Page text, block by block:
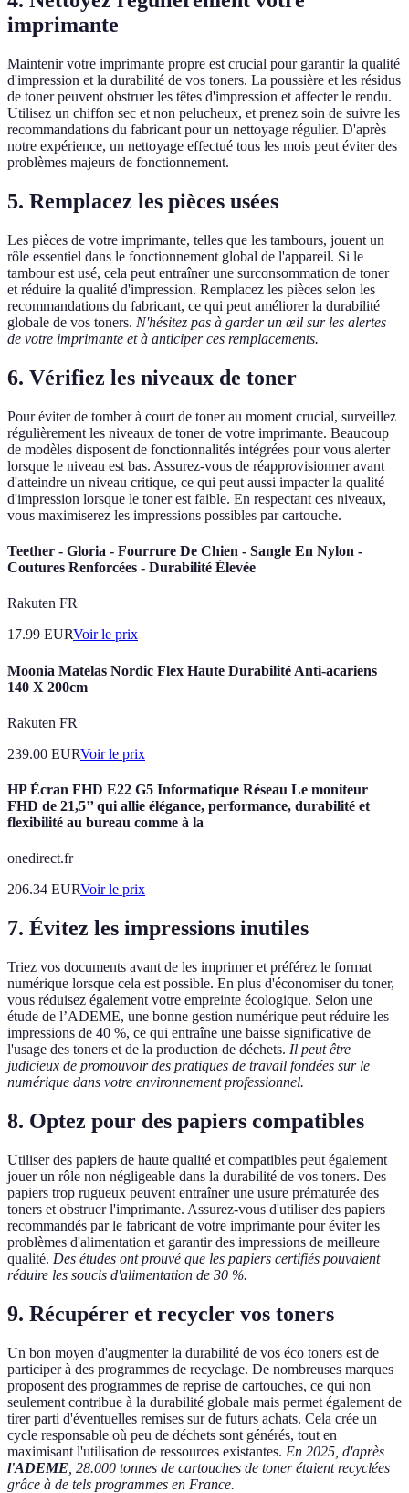
imprimante
Maintenir votre imprimante propre est crucial pour garantir la qualité
d'impression et la durabilité de vos toners. La poussière et les résidus
de toner peuvent obstruer les têtes d'impression et affecter le rendu.
Utilisez un chiffon sec et non pelucheux, et prenez soin de suivre les
recommandations du fabricant pour un nettoyage régulier. D'après
notre expérience, un nettoyage effectué tous les mois peut éviter des
problèmes majeurs de fonctionnement.
5. Remplacez les pièces usées
Les pièces de votre imprimante, telles que les tambours, jouent un
rôle essentiel dans le fonctionnement global de l'appareil. Si le
tambour est usé, cela peut entraîner une surconsommation de toner
et réduire la qualité d'impression. Remplacez les pièces selon les
recommandations du fabricant, ce qui peut améliorer la durabilité
globale de vos toners. N'hésitez pas à garder un œil sur les alertes
de votre imprimante et à anticiper ces remplacements.
6. Vérifiez les niveaux de toner
Pour éviter de tomber à court de toner au moment crucial, surveillez
régulièrement les niveaux de toner de votre imprimante. Beaucoup
de modèles disposent de fonctionnalités intégrées pour vous alerter
lorsque le niveau est bas. Assurez-vous de réapprovisionner avant
d'atteindre un niveau critique, ce qui peut aussi impacter la qualité
d'impression lorsque le toner est faible. En respectant ces niveaux,
vous maximiserez les impressions possibles par cartouche.
Teether - Gloria - Fourrure De Chien - Sangle En Nylon -
Coutures Renforcées - Durabilité Élevée
Rakuten FR
17.99 EURVoir le prix
Moonia Matelas Nordic Flex Haute Durabilité Anti-acariens
140 X 200cm
Rakuten FR
239.00 EURVoir le prix
HP Écran FHD E22 G5 Informatique Réseau Le moniteur
FHD de 21,5’’ qui allie élégance, performance, durabilité et
flexibilité au bureau comme à la
onedirect.fr
206.34 EURVoir le prix
7. Évitez les impressions inutiles
Triez vos documents avant de les imprimer et préférez le format
numérique lorsque cela est possible. En plus d'économiser du toner,
vous réduisez également votre empreinte écologique. Selon une
étude de l’ADEME, une bonne gestion numérique peut réduire les
impressions de 40 %, ce qui entraîne une baisse significative de
l'usage des toners et de la production de déchets. Il peut être
judicieux de promouvoir des pratiques de travail fondées sur le
numérique dans votre environnement professionnel.
8. Optez pour des papiers compatibles
Utiliser des papiers de haute qualité et compatibles peut également
jouer un rôle non négligeable dans la durabilité de vos toners. Des
papiers trop rugueux peuvent entraîner une usure prématurée des
toners et obstruer l'imprimante. Assurez-vous d'utiliser des papiers
recommandés par le fabricant de votre imprimante pour éviter les
problèmes d'alimentation et garantir des impressions de meilleure
qualité. Des études ont prouvé que les papiers certifiés pouvaient
réduire les soucis d'alimentation de 30 %.
9. Récupérer et recycler vos toners
Un bon moyen d'augmenter la durabilité de vos éco toners est de
participer à des programmes de recyclage. De nombreuses marques
proposent des programmes de reprise de cartouches, ce qui non
seulement contribue à la durabilité globale mais permet également de
tirer parti d'éventuelles remises sur de futurs achats. Cela crée un
cycle responsable où peu de déchets sont générés, tout en
maximisant l'utilisation de ressources existantes. En 2025, d'après
l'ADEME , 28.000 tonnes de cartouches de toner étaient recyclées
grâce à de tels programmes en France.